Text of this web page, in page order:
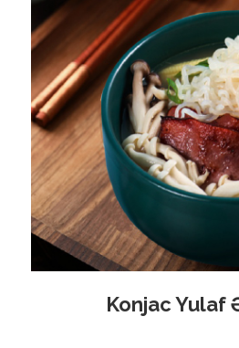
Konjac Yulaf